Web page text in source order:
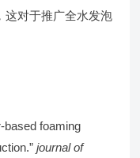
这对于推广全水发泡
based foaming
journal of